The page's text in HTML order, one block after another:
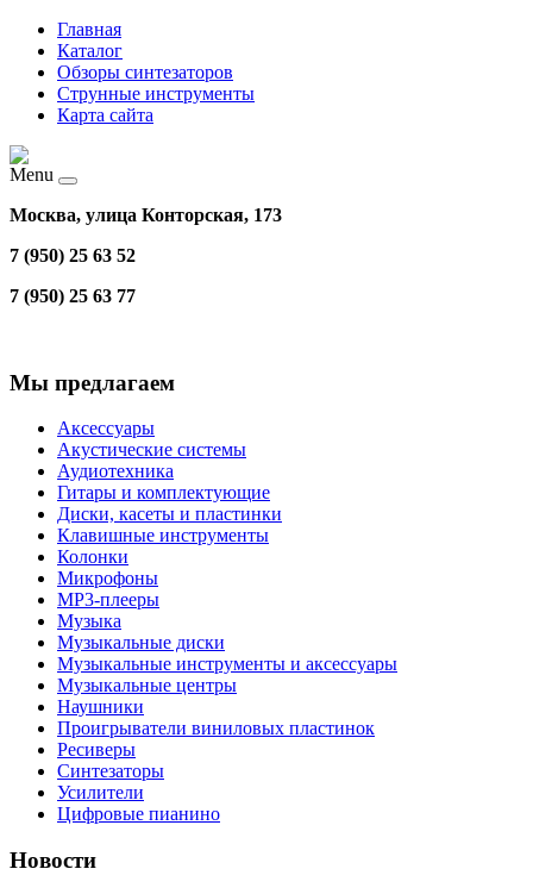
Главная
Каталог
Обзоры синтезаторов
Струнные инструменты
Карта сайта
Menu
Москва, улица Конторская, 173
7 (950) 25 63 52
7 (950) 25 63 77
Мы предлагаем
Аксессуары
Акустические системы
Аудиотехника
Гитары и комплектующие
Диски, касеты и пластинки
Клавишные инструменты
Колонки
Микрофоны
МР3-плееры
Музыка
Музыкальные диски
Музыкальные инструменты и аксессуары
Музыкальные центры
Наушники
Проигрыватели виниловых пластинок
Ресиверы
Синтезаторы
Усилители
Цифровые пианино
Новости